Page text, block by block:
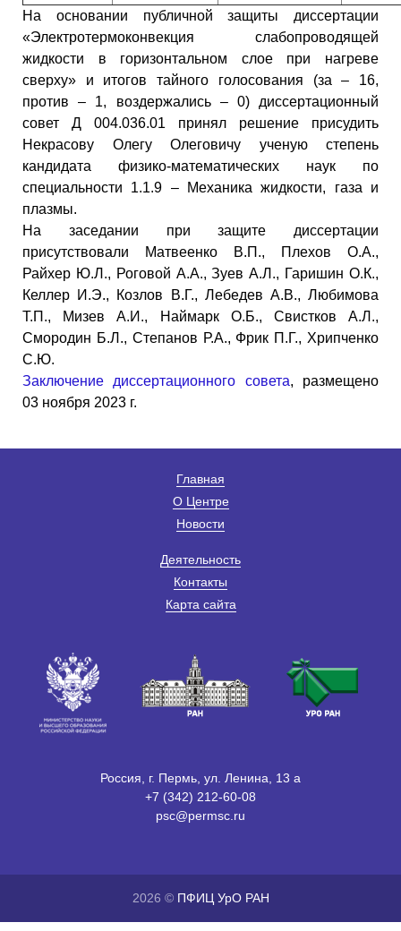
На основании публичной защиты диссертации
«Электротермоконвекция слабопроводящей
жидкости в горизонтальном слое при нагреве
сверху» и итогов тайного голосования (за – 16,
против – 1, воздержались – 0) диссертационный
совет Д 004.036.01 принял решение присудить
Некрасову Олегу Олеговичу ученую степень
кандидата физико-математических наук по
специальности 1.1.9 – Механика жидкости, газа и
плазмы.
На заседании при защите диссертации
присутствовали Матвеенко В.П., Плехов О.А.,
Райхер Ю.Л., Роговой А.А., Зуев А.Л., Гаришин О.К.,
Келлер И.Э., Козлов В.Г., Лебедев А.В., Любимова
Т.П., Мизев А.И., Наймарк О.Б., Свистков А.Л.,
Смородин Б.Л., Степанов Р.А., Фрик П.Г., Хрипченко
С.Ю.
Заключение диссертационного совета, размещено
03 ноября 2023 г.
Главная
О Центре
Новости
Деятельность
Контакты
Карта сайта
Россия, г. Пермь, ул. Ленина, 13 а
+7 (342) 212-60-08
psc@permsc.ru
2026 © ПФИЦ УрО РАН